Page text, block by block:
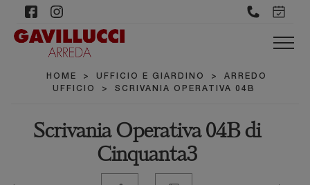
HOME > UFFICIO E GIARDINO >
ARREDO
UFFICIO
> SCRIVANIA OPERATIVA 04B
Scrivania Operativa 04B di
Cinquanta3